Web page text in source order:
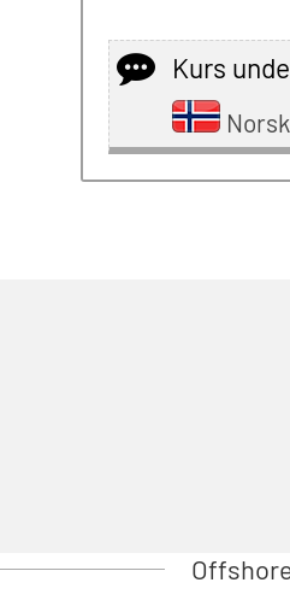
Kurs
Norsk